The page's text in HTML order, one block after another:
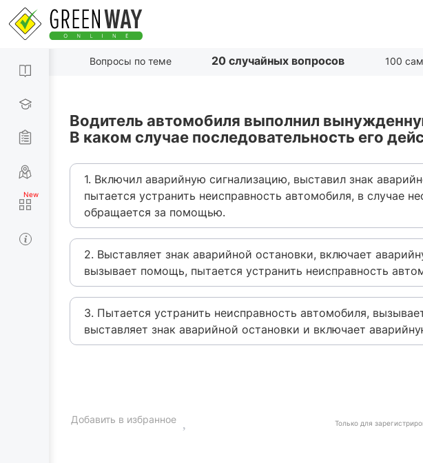
Вопросы по теме 20 случайных вопросов 100
Водитель автомобиля выполнил
В каком случае последовательность его
1. Включил аварийную сигнализацию, выставил знак
пытается устранить неисправность автомобиля, в случае
обращается за помощью.
2. Выставляет знак аварийной остановки, включает
вызывает помощь, пытается устранить неисправность
3. Пытается устранить неисправность автомобиля,
выставляет знак аварийной остановки и включает
Только для
Добавить в избранное